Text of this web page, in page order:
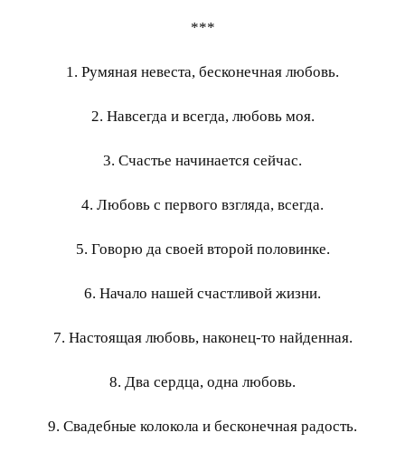
***
1. Румяная невеста, бесконечная любовь.
2. Навсегда и всегда, любовь моя.
3. Счастье начинается сейчас.
4. Любовь с первого взгляда, всегда.
5. Говорю да своей второй половинке.
6. Начало нашей счастливой жизни.
7. Настоящая любовь, наконец-то найденная.
8. Два сердца, одна любовь.
9. Свадебные колокола и бесконечная радость.